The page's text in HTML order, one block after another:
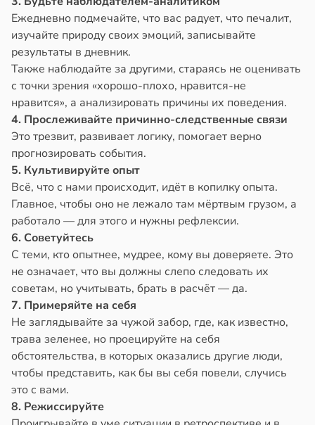
Ежедневно подмечайте, что вас радует, что печалит,
изучайте природу своих эмоций, записывайте
результаты в дневник.
Также наблюдайте за другими, стараясь не оценивать
с точки зрения «хорошо-плохо, нравится-не
нравится», а анализировать причины их поведения.
4. Прослеживайте причинно-следственные связи
Это трезвит, развивает логику, помогает верно
прогнозировать события.
5. Культивируйте опыт
Всё, что с нами происходит, идёт в копилку опыта.
Главное, чтобы оно не лежало там мёртвым грузом, а
работало — для этого и нужны рефлексии.
6. Советуйтесь
С теми, кто опытнее, мудрее, кому вы доверяете. Это
не означает, что вы должны слепо следовать их
советам, но учитывать, брать в расчёт — да.
7. Примеряйте на себя
Не заглядывайте за чужой забор, где, как известно,
трава зеленее, но проецируйте на себя
обстоятельства, в которых оказались другие люди,
чтобы представить, как бы вы себя повели, случись
это с вами.
8. Режиссируйте